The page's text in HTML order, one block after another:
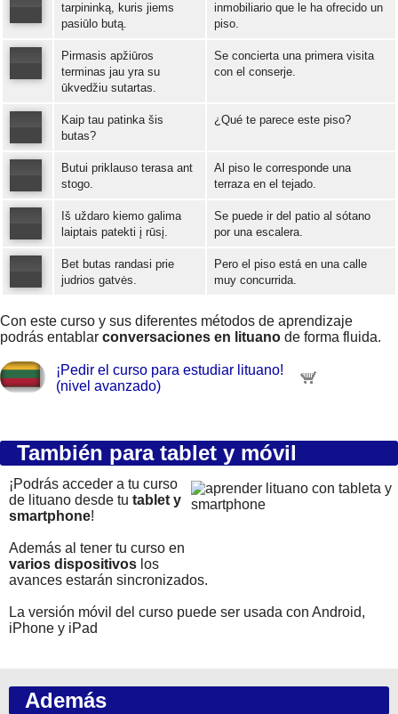
tarpininką, kuris jiems
pasiūlo butą.
inmobiliario que le ha ofrecido un
piso.
Pirmasis apžiūros
terminas jau yra su
ūkvedžiu sutartas.
Se concierta una primera visita
con el conserje.
Kaip tau patinka šis
butas?
¿Qué te parece este piso?
Error loading: "https://www.idiomaspc.com/curso-aprender-lituano-avanzado/audio/4007.mp3"
Butui priklauso terasa ant
stogo.
Al piso le corresponde una
terraza en el tejado.
Iš uždaro kiemo galima
laiptais patekti į rūsį.
Se puede ir del patio al sótano
por una escalera.
Bet butas randasi prie
judrios gatvės.
Pero el piso está en una calle
muy concurrida.
Con este curso y sus diferentes métodos de aprendizaje
podrás entablar conversaciones en lituano de forma fluida.
¡Pedir el curso para estudiar lituano!
(nivel avanzado)
También para tablet y móvil
¡Podrás acceder a tu curso
de lituano desde tu tablet y
smartphone!
Además al tener tu curso en
varios dispositivos los
avances estarán sincronizados.
La versión móvil del curso puede ser usada con Android,
iPhone y iPad
Además